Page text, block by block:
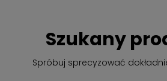
Szukany
Spróbuj sprecyzować